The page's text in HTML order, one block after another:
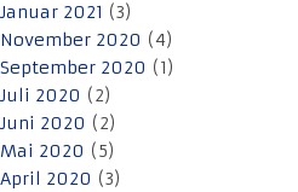
Januar 2021 (3)
November 2020 (4)
September 2020 (1)
Juli 2020 (2)
Juni 2020 (2)
Mai 2020 (5)
April 2020 (3)